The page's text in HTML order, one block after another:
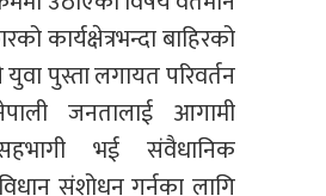
कार्यक्षेत्रभन्दा बाहिरको
पुस्ता लगायत परिवर्तन
जनतालाई आगामी
सहभागी भई संवैधानिक